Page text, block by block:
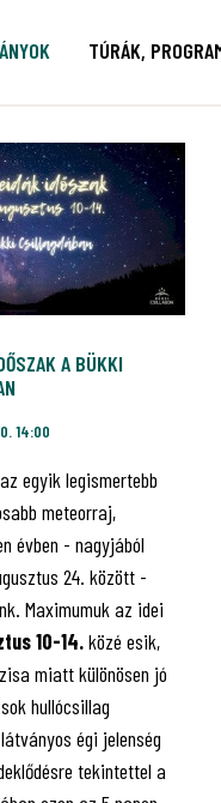
TÚRÁK,
A BÜKKI
14:00
az egyik legismertebb
meteorraj,
évben - nagyjából
24. között -
Maximumuk az idei
10-14.közé esik,
miatt különösen jó
hullócsillag
égi jelenség
tekintettel a